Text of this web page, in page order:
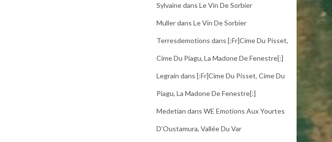
Sylvainedans Le Vin De Sorbier
Mullerdans Le Vin De Sorbier
Terresdemotions dans [:fr]Cime Du Pisset,
Cime Du Piagu, La Madone De Fenestre[:]
Legrain dans [:fr]Cime Du Pisset, Cime Du
Piagu, La Madone De Fenestre[:]
Medetian dans WE Emotions Aux Yourtes
D’Oustamura, Vallée Du Var